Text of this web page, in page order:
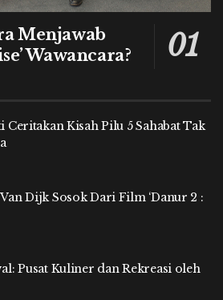
Menjawab
Wawancara?
Ceritakan Kisah Pilu 5 Sahabat Tak
Dijk Sosok Dari Film ‘Danur 2 :
Pusat Kuliner dan Rekreasi oleh